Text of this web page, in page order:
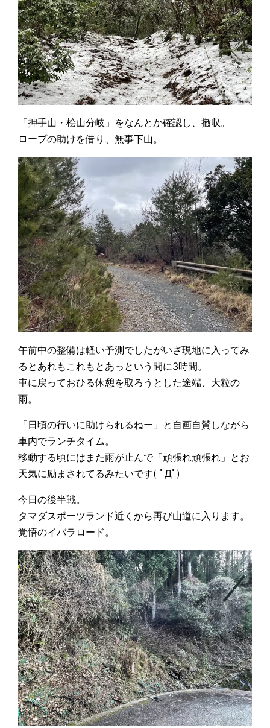
「押手山・桧山分岐」をなんとか確認し、撤収。
ロープの助けを借り、無事下山。
午前中の整備は軽い予測でしたがいざ現地に入ってみ
るとあれもこれもとあっという間に3時間。
車に戻っておひる休憩を取ろうとした途端、大粒の
雨。
「日頃の行いに助けられるねー」と自画自賛しながら
車内でランチタイム。
移動する頃にはまた雨が止んで「頑張れ頑張れ」とお
天気に励まされてるみたいです( ﾟДﾟ)
今日の後半戦。
タマダスポーツランド近くから再び山道に入ります。
覚悟のイバラロード。